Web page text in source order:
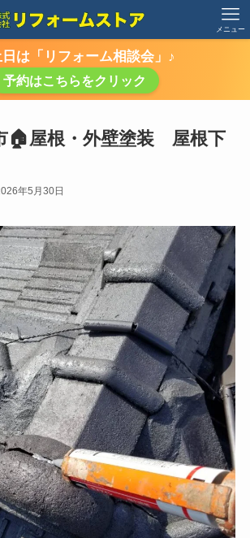
メニュー
は「リフォーム相談会」♪
予約はこちらをクリック
🏠屋根・外壁塗装 屋根下
年5月30日